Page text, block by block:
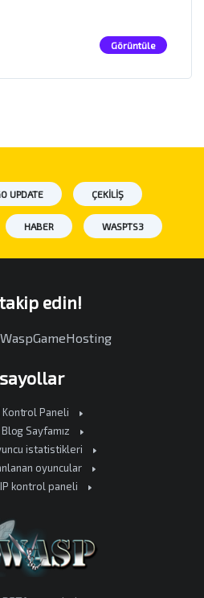
Görüntüle
UPDATE ÇEKILIŞ
HABER WASPTS3
edin!
Kontrol Paneli
Sayfamız
istatistikleri
oyuncular
kontrol paneli